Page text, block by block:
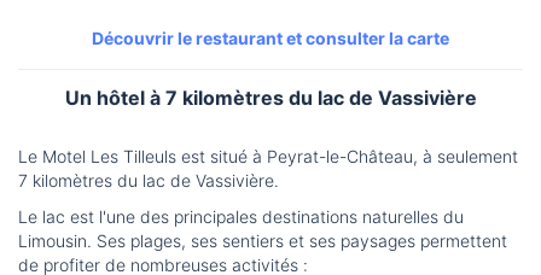
Découvrir le restaurant et consulter la carte
Un hôtel à 7 kilomètres du lac de Vassivière
Le Motel Les Tilleuls est situé à Peyrat-le-Château, à seulement
7 kilomètres du lac de Vassivière.
Le lac est l'une des principales destinations naturelles du
Limousin. Ses plages, ses sentiers et ses paysages permettent
de profiter de nombreuses activités :